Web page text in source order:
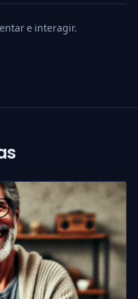
e interagir.